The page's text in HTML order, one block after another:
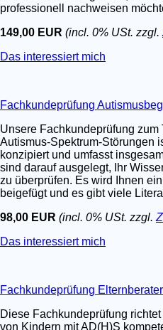
professionell nachweisen
149,00 EUR (incl. 0% USt. zzgl.
Das interessiert mich
Fachkundeprüfung
Unsere Fachkundeprüfung zum
Autismus-Spektrum-Störungen
konzipiert und umfasst
sind darauf ausgelegt, Ihr
zu überprüfen. Es wird Ihnen
beigefügt und es gibt viele
98,00 EUR (incl. 0% USt. zzgl.
Das interessiert mich
Fachkundeprüfung
Diese Fachkundeprüfung
von Kindern mit AD(H)S